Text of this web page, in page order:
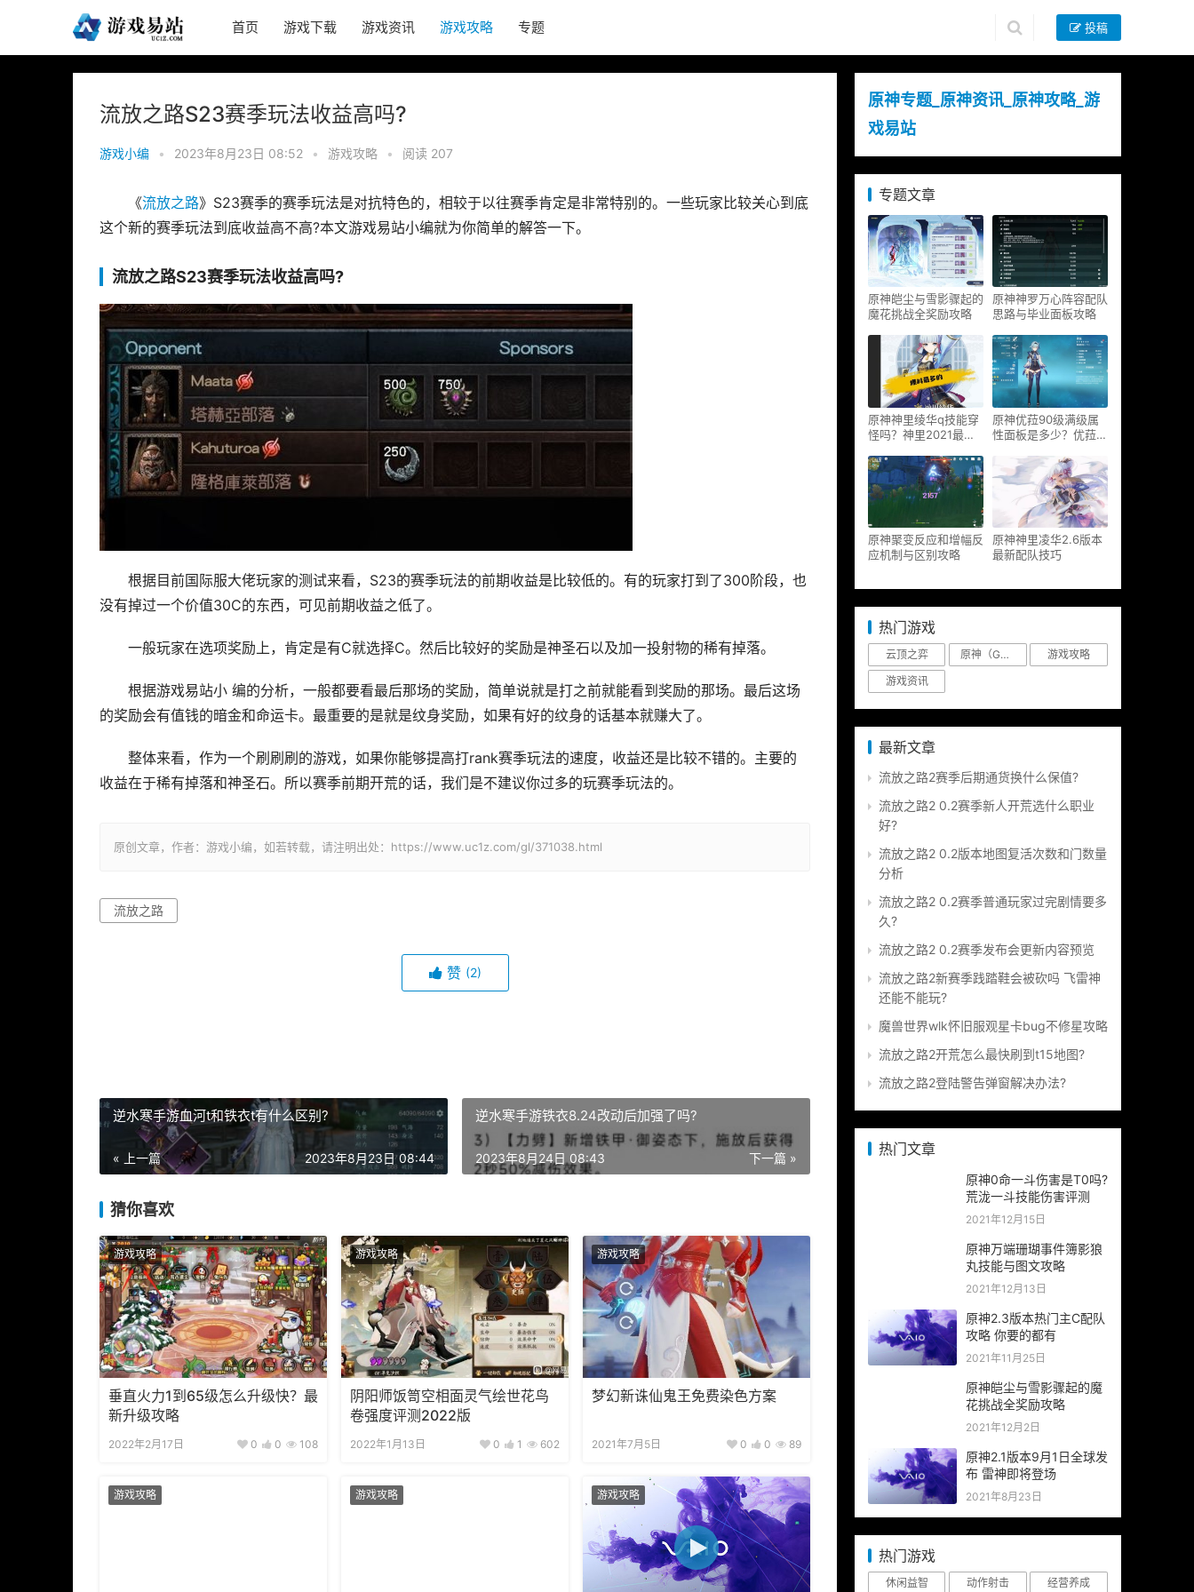
首页 游戏下载 游戏资讯 游戏攻略 专题 投稿
流放之路S23赛季玩法收益高吗?
游戏小编 • 2023年8月23日 08:52 • 游戏攻略 • 阅读 207
《流放之路》S23赛季的赛季玩法是对抗特色的，相较于以往赛季肯定是非常特别的。一些玩家比较关心到底
这个新的赛季玩法到底收益高不高?本文游戏易站小编就为你简单的解答一下。
流放之路S23赛季玩法收益高吗?
根据目前国际服大佬玩家的测试来看，S23的赛季玩法的前期收益是比较低的。有的玩家打到了300阶段，也
没有掉过一个价值30C的东西，可见前期收益之低了。
一般玩家在选项奖励上，肯定是有C就选择C。然后比较好的奖励是神圣石以及加一投射物的稀有掉落。
根据游戏易站小 编的分析，一般都要看最后那场的奖励，简单说就是打之前就能看到奖励的那场。最后这场
的奖励会有值钱的暗金和命运卡。最重要的是就是纹身奖励，如果有好的纹身的话基本就赚大了。
整体来看，作为一个刷刷刷的游戏，如果你能够提高打rank赛季玩法的速度，收益还是比较不错的。主要的
收益在于稀有掉落和神圣石。所以赛季前期开荒的话，我们是不建议你过多的玩赛季玩法的。
原创文章，作者：游戏小编，如若转载，请注明出处：https://www.uc1z.com/gl/371038.html
流放之路
赞 (2)
逆水寒手游血河t和铁衣t有什么区别?
« 上一篇 2023年8月23日 08:44
逆水寒手游铁衣8.24改动后加强了吗?
下一篇 »
2023年8月24日 08:43
猜你喜欢
游戏攻略
垂直火力1到65级怎么升级快？最
新升级攻略
2022年2月17日 0 0 108
游戏攻略
阴阳师饭笥空相面灵气绘世花鸟
卷强度评测2022版
2022年1月13日 0 1 602
游戏攻略
梦幻新诛仙鬼王免费染色方案
2021年7月5日 0 0 89
游戏攻略 游戏攻略 游戏攻略
原神专题_原神资讯_原神攻略_游
戏易站
专题文章
原神皑尘与雪影骤起的
魔花挑战全奖励攻略
原神神罗万心阵容配队
思路与毕业面板攻略
原神神里绫华q技能穿
怪吗？神里2021最新
原神优菈90级满级属
性面板是多少？优菈大
原神聚变反应和增幅反
应机制与区别攻略
原神神里凌华2.6版本
最新配队技巧
热门游戏
云顶之弈 原神（Genshin Impact）
游戏攻略
游戏资讯
最新文章
流放之路2赛季后期通货换什么保值?
流放之路2 0.2赛季新人开荒选什么职业
好?
流放之路2 0.2版本地图复活次数和门数量
分析
流放之路2 0.2赛季普通玩家过完剧情要多
久?
流放之路2 0.2赛季发布会更新内容预览
流放之路2新赛季践踏鞋会被砍吗 飞雷神
还能不能玩?
魔兽世界wlk怀旧服观星卡bug不修星攻略
流放之路2开荒怎么最快刷到t15地图?
流放之路2登陆警告弹窗解决办法?
热门文章
原神0命一斗伤害是T0吗?
荒泷一斗技能伤害评测
2021年12月15日
原神万端珊瑚事件簿影狼
丸技能与图文攻略
2021年12月13日
原神2.3版本热门主C配队
攻略 你要的都有
2021年11月25日
原神皑尘与雪影骤起的魔
花挑战全奖励攻略
2021年12月2日
原神2.1版本9月1日全球发
布 雷神即将登场
2021年8月23日
热门游戏
休闲益智 动作射击 经营养成